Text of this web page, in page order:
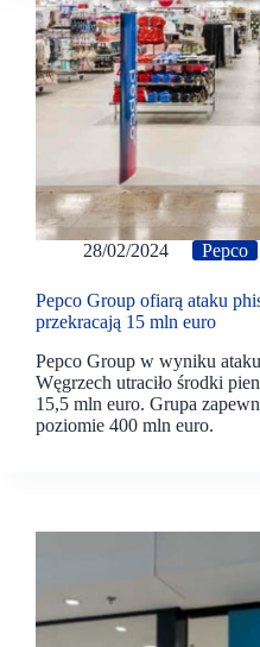
28/02/2024 Pepco
Pepco Group ofiarą ataku
przekracają 15 mln euro
Pepco Group w wyniku
Węgrzech utraciło środki
15,5 mln euro. Grupa
poziomie 400 mln euro.